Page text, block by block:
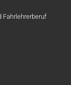
Fahrlehrerberuf